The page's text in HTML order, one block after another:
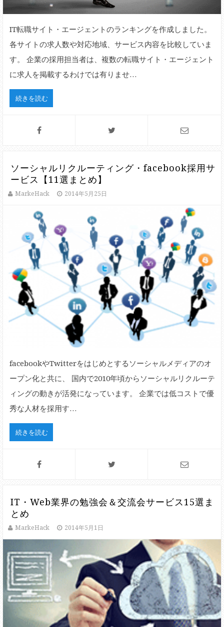
IT転職サイト・エージェントのランキングを作成しました。
各サイトの求人数や対応地域、サービス内容を比較していま
す。 企業の採用担当者は、複数の転職サイト・エージェント
に求人を掲載するわけでは有りませ…
続きを読む
ソーシャルリクルーティング・facebook採用サ
ービス【11選まとめ】
MarkeHack 2014年5月25日
facebookやTwitterをはじめとするソーシャルメディアのオ
ープン化と共に、 国内で2010年頃からソーシャルリクルーテ
ィングの動きが活発になっています。 企業では低コストで優
秀な人材を採用す…
続きを読む
IT・Web業界の勉強会＆交流会サービス15選ま
とめ
MarkeHack 2014年5月1日